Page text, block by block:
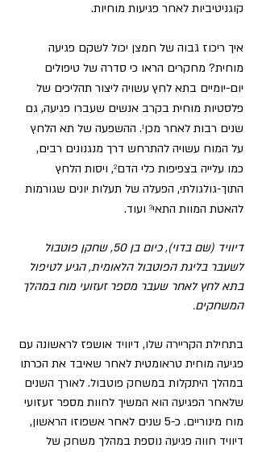
קוגניטיביות לאחר פגיעות מוחיות.
איך ריכוז גבוה של חמצן יכול לשקם פגיעה
מוחית? מחקרים הראו כי סדרה של טיפולים
יום-יומיים בתא לחץ עשויה ליצור תהליכים של
פלסטיות מוחית בקרב אנשים שעברו פגיעה, גם
שנים רבות לאחר מכן¹. ההשפעה של תא הלחץ
על המוח עשויה להתרחש דרך מנגנונים רבים,
כמו עלייה בצפיפות כלי הדם², ויסות הלחץ
התוך-גולגולתי, הפעלה של תעלות יונים שגורמות
להאטת המוות התאי³ ועוד.
דיוויד (שם בדוי), כיום בן 50, שחקן פוטבול
לשעבר בליגת הפוטבול הלאומית, הגיע לטיפול
בתא לחץ לאחר שעבר מספר זעזועי מוח במהלך
המשחקים.
בתחילת הקריירה שלו, דיוויד אושפז לראשונה עם
פגיעה מוחית טראומטית לאחר שאיבד את הכרתו
במהלך היתקלות במשחק פוטבול. לאורך השנים
שלאחר הפגיעה הוא המשיך לחוות מספר זעזועי
מוח מינוריים. כ-5 שנים לאחר אשפוזו הראשון,
דיוויד חווה פגיעה נוספת במהלך משחק של